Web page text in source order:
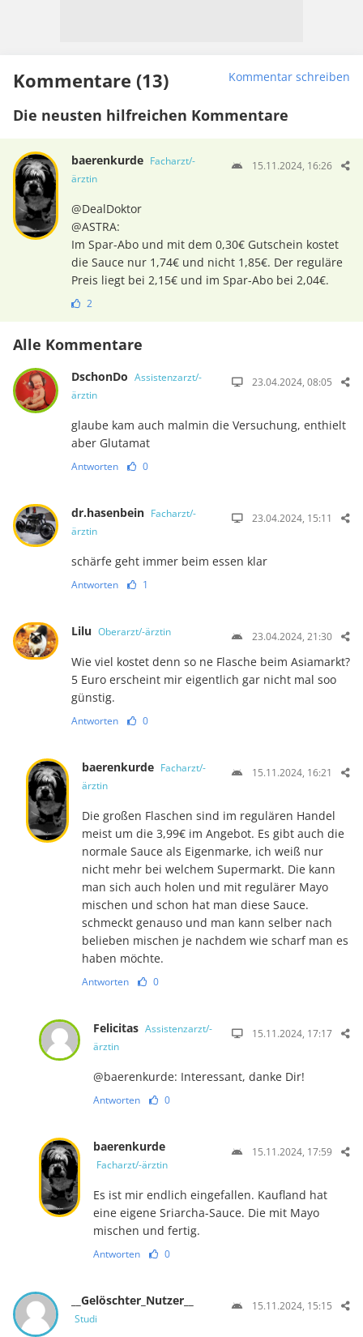
Kommentare (13) Kommentar schreiben
Die neusten hilfreichen Kommentare
baerenkurde Facharzt/-
ärztin
15.11.2024, 16:26
@DealDoktor
@ASTRA:
Im Spar-Abo und mit dem 0,30€ Gutschein kostet
die Sauce nur 1,74€ und nicht 1,85€. Der reguläre
Preis liegt bei 2,15€ und im Spar-Abo bei 2,04€.
2
Alle Kommentare
DschonDo Assistenzarzt/-
ärztin
23.04.2024, 08:05
glaube kam auch malmin die Versuchung, enthielt
aber Glutamat
Antworten 0
dr.hasenbein Facharzt/-
ärztin
23.04.2024, 15:11
schärfe geht immer beim essen klar
Antworten 1
Lilu Oberarzt/-ärztin 23.04.2024, 21:30
Wie viel kostet denn so ne Flasche beim Asiamarkt?
5 Euro erscheint mir eigentlich gar nicht mal soo
günstig.
Antworten 0
baerenkurde Facharzt/-
ärztin
15.11.2024, 16:21
Die großen Flaschen sind im regulären Handel
meist um die 3,99€ im Angebot. Es gibt auch die
normale Sauce als Eigenmarke, ich weiß nur
nicht mehr bei welchem Supermarkt. Die kann
man sich auch holen und mit regulärer Mayo
mischen und schon hat man diese Sauce.
schmeckt genauso und man kann selber nach
belieben mischen je nachdem wie scharf man es
haben möchte.
Antworten 0
Felicitas Assistenzarzt/-
ärztin
15.11.2024, 17:17
@baerenkurde: Interessant, danke Dir!
Antworten 0
baerenkurde
Facharzt/-ärztin
15.11.2024, 17:59
Es ist mir endlich eingefallen. Kaufland hat
eine eigene Sriarcha-Sauce. Die mit Mayo
mischen und fertig.
Antworten 0
__Gelöschter_Nutzer__
Studi
15.11.2024, 15:15